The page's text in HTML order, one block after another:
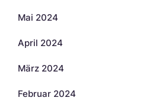
Mai 2024
April 2024
März 2024
Februar 2024